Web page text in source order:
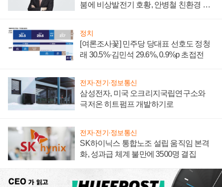
붐에 비상발전기 호황, 안병철 친환경 에
정치
[여론조사꽃] 민주당 당대표 선호도 정청
래 30.5%·김민석 29.6%, 0.9%p 초접전
전자·전기·정보통신
삼성전자, 미국 오크리지국립연구소와
극저온 히트펌프 개발하기로
전자·전기·정보통신
SK하이닉스 통합노조 설립 움직임 본격
화, 성과급 체계 불만에 3500명 결집